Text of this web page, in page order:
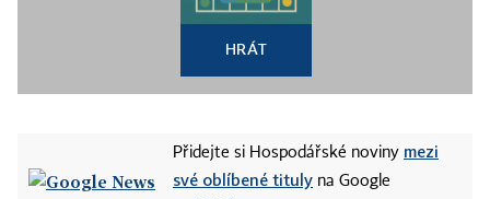
HRÁT
Přidejte si Hospodářské noviny mezi
své oblíbené tituly na Google